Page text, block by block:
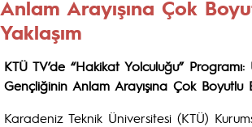
Anlam Arayışına Çok
Yaklaşım
KTÜ TV’de “Hakikat Yolculuğu” Programı:
Gençliğinin Anlam Arayışına Çok Boyutlu
Karadeniz Teknik Üniversitesi (KTÜ)